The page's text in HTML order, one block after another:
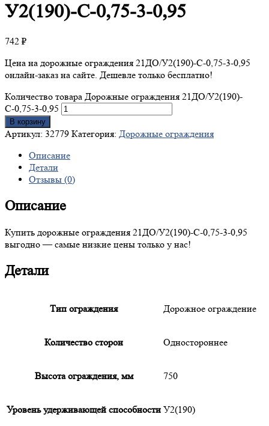
У2(190)-С-0,75-3-0,95
742 ₽
Цена на дорожные ограждения 21ДО/У2(190)-С-0,75-3-0,95
онлайн-заказ на сайте. Дешевле только бесплатно!
Количество товара Дорожные ограждения 21ДО/У2(190)-
С-0,75-3-0,95
В корзину
Артикул: 32779 Категория: Дорожные ограждения
Описание
Детали
Отзывы (0)
Описание
Купить дорожные ограждения 21ДО/У2(190)-С-0,75-3-0,95
выгодно — самые низкие цены только у нас!
Детали
Тип ограждения Дорожное ограждение
Количество сторон Одностороннее
Высота ограждения, мм 750
Уровень удерживающей способности У2(190)